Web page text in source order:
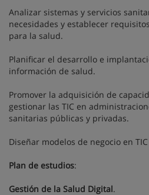
Analizar sistemas y servicios
necesidades y establecer
para la salud.
Planificar el desarrollo e
información de salud.
Promover la adquisición de
gestionar las TIC en
sanitarias públicas y privadas.
Diseñar modelos de negocio en
Plan de estudios:
Gestión de la Salud Digital.